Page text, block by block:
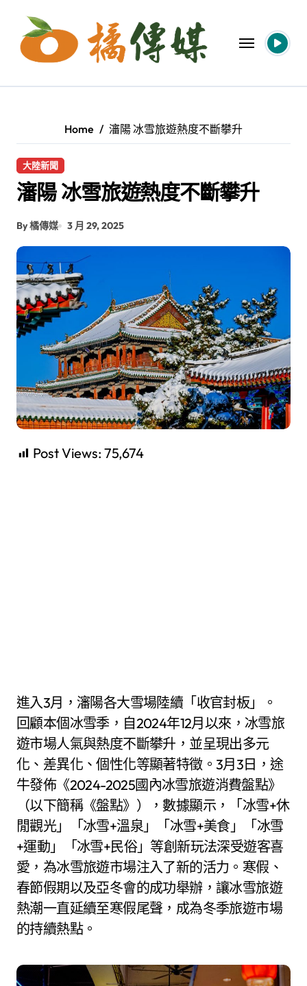
content
Home 瀋陽 冰雪旅遊熱度不斷攀升
大陸新聞
瀋陽 冰雪旅遊熱度不斷攀升
By 橘傳媒 3 月 29, 2025
Post Views: 75,674
進入3月，瀋陽各大雪場陸續「收官封板」。
回顧本個冰雪季，自2024年12月以來，冰雪旅
遊市場人氣與熱度不斷攀升，並呈現出多元
化、差異化、個性化等顯著特徵。3月3日，途
牛發佈《2024-2025國內冰雪旅遊消費盤點》
（以下簡稱《盤點》），數據顯示，「冰雪+休
閒觀光」「冰雪+溫泉」「冰雪+美食」「冰雪
+運動」「冰雪+民俗」等創新玩法深受遊客喜
愛，為冰雪旅遊市場注入了新的活力。寒假、
春節假期以及亞冬會的成功舉辦，讓冰雪旅遊
熱潮一直延續至寒假尾聲，成為冬季旅遊市場
的持續熱點。